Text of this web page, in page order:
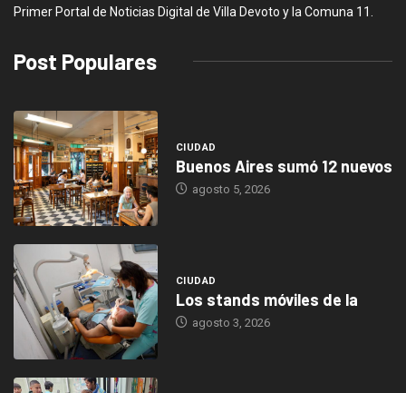
Primer Portal de Noticias Digital de Villa Devoto y la Comuna 11.
Post Populares
CIUDAD
Buenos Aires sumó 12 nuevos
agosto 5, 2026
CIUDAD
Los stands móviles de la
agosto 3, 2026